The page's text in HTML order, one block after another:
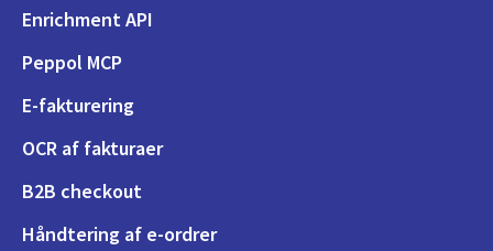
Enrichment API
Peppol MCP
E-fakturering
OCR af fakturaer
B2B checkout
Håndtering af e-ordrer